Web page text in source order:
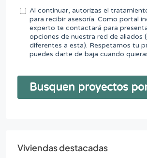
Viviendas destacadas